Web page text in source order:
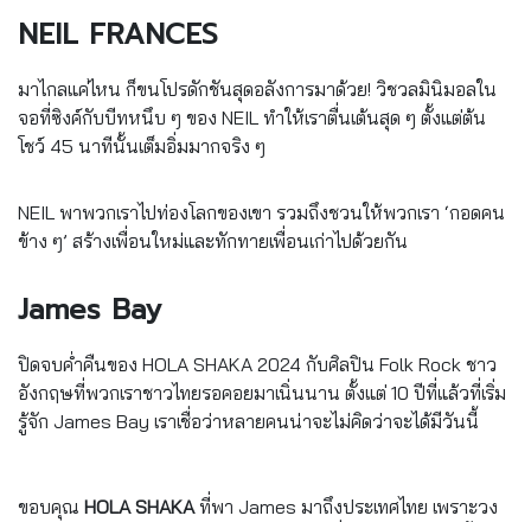
NEIL FRANCES
มาไกลแค่ไหน ก็ขนโปรดักชันสุดอลังการมาด้วย! วิชวลมินิมอลใน
จอที่ซิงค์กับบีทหนึบ ๆ ของ NEIL ทำให้เราตื่นเต้นสุด ๆ ตั้งแต่ต้น
โชว์ 45 นาทีนั้นเต็มอิ่มมากจริง ๆ
NEIL พาพวกเราไปท่องโลกของเขา รวมถึงชวนให้พวกเรา ‘กอดคน
ข้าง ๆ’ สร้างเพื่อนใหม่และทักทายเพื่อนเก่าไปด้วยกัน
James Bay
ปิดจบค่ำคืนของ HOLA SHAKA 2024 กับศิลปิน Folk Rock ชาว
อังกฤษที่พวกเราชาวไทยรอคอยมาเนิ่นนาน ตั้งแต่ 10 ปีที่แล้วที่เริ่ม
รู้จัก James Bay เราเชื่อว่าหลายคนน่าจะไม่คิดว่าจะได้มีวันนี้
ขอบคุณ HOLA SHAKAที่พา James มาถึงประเทศไทย เพราะวง